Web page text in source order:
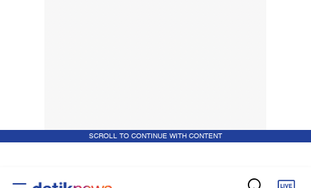
SCROLL TO CONTINUE WITH CONTENT